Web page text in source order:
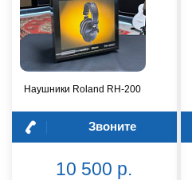
Наушники Roland RH-200
Звоните
10 500 р.